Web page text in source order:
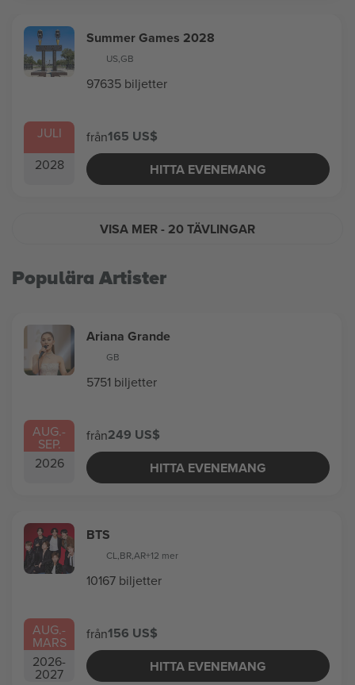
JULI
2028
Summer Games 2028
US,GB
97635 biljetter
från165 US$
HITTA EVENEMANG
VISA MER- 20 TÄVLINGAR
Populära Artister
AUG.-
SEP.
2026
Ariana Grande
GB
5751 biljetter
från249 US$
HITTA EVENEMANG
AUG.-
MARS
2026-
2027
BTS
CL,BR,AR+12 mer
10167 biljetter
från156 US$
HITTA EVENEMANG